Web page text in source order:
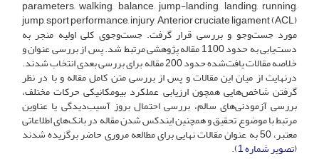
parameters, walking, balance, jump-landing, landing, running,
jump, sport performance, injury, Anterior cruciate ligament (ACL)
مورد جست‌وجو و بررسی قرار گرفت. جست‌وجوی کلی اولیه منجر به
دست‌یابی به حدود 1100 مقاله پژوهشی مرتبط شد. پس از بررسی عنوان و
خلاصه مقالات یافت‌شده حدود 200 مقاله برای بررسی بعدی انتخاب شدند.
درنهایت از میان این مقالات و پس از بررسی متن کامل مقاله و با در نظر
گرفتن شاخص‌هایی همچون ارزیابی عملکرد بیومکانیکی حرکات مختلف،
بررسی آزمودنی‌های سالم، بررسی احتمال بروز آسیب‌دیدگی یا عناوین
مرتبط با موضوع تحقیق و همچنین ایندکس شدن مقاله در بانک‌های اطلاعاتی
معتبر، 50 به عنوان مقالات نهایی برای مطالعه مروری حاضر برگزیده شدند
(تصویر شماره 1 ).